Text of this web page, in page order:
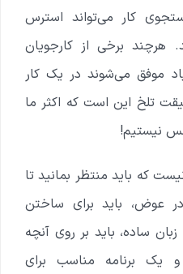
کار می‌تواند استرس
هرچند برخی از کارجویان
موفق می‌شوند در یک کار
تلخ این است که اکثر ما
نیستیم!
نیست که باید منتظر بمانید تا
عوض، باید برای ساختن
ساده، باید بر روی آنچه
و یک برنامه مناسب برای